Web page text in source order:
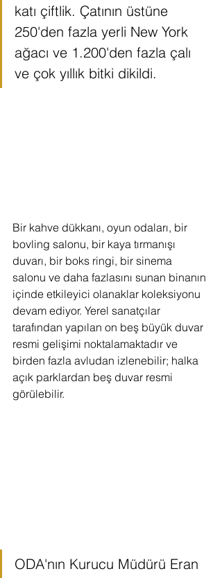
katı çiftlik. Çatının üstüne
250'den fazla yerli New York
ağacı ve 1.200'den fazla çalı
ve çok yıllık bitki dikildi.
Bir kahve dükkanı, oyun odaları, bir
bovling salonu, bir kaya tırmanışı
duvarı, bir boks ringi, bir sinema
salonu ve daha fazlasını sunan binanın
içinde etkileyici olanaklar koleksiyonu
devam ediyor. Yerel sanatçılar
tarafından yapılan on beş büyük duvar
resmi gelişimi noktalamaktadır ve
birden fazla avludan izlenebilir; halka
açık parklardan beş duvar resmi
görülebilir.
ODA'nın Kurucu Müdürü Eran